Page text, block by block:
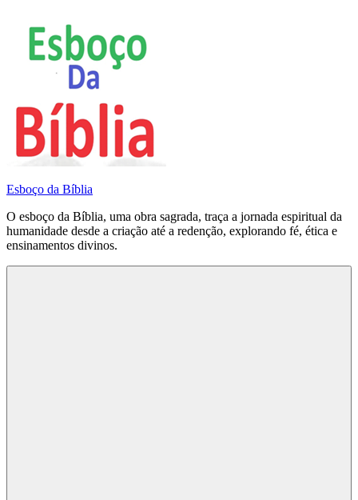
conteúdo
Esboço da Bíblia
O esboço da Bíblia, uma obra sagrada, traça a jornada espiritual da
humanidade desde a criação até a redenção, explorando fé, ética e
ensinamentos divinos.